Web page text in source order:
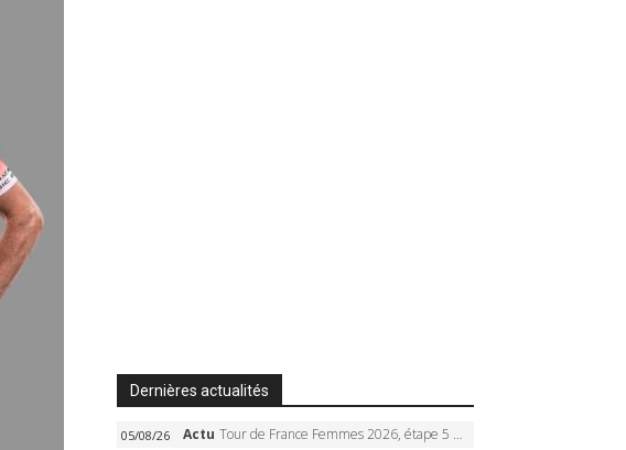
Dernières actualités
05/08/26 Actu Tour de France Femmes 2026, étape 5 – Demi Vollering gagne à Belleville, Reusser en jaune, Ferrand-Prévot coule